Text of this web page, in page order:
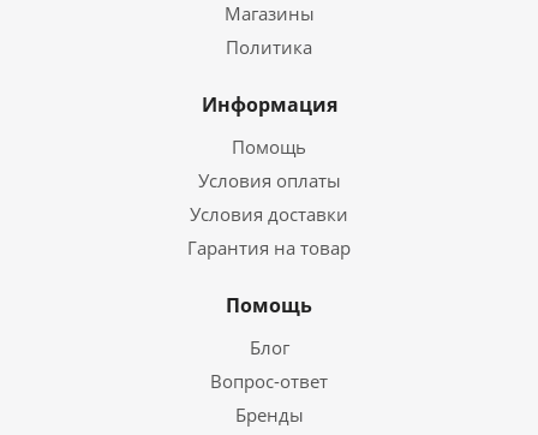
Магазины
Политика
Информация
Помощь
Условия оплаты
Условия доставки
Гарантия на товар
Помощь
Блог
Вопрос-ответ
Бренды